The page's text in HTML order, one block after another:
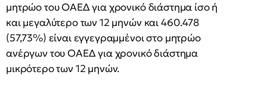
μητρώο του ΟΑΕΔ για χρονικό διάστημα ίσο ή
και μεγαλύτερο των 12 μηνών και 460.478
(57,73%) είναι εγγεγραμμένοι στο μητρώο
ανέργων του ΟΑΕΔ για χρονικό διάστημα
μικρότερο των 12 μηνών.